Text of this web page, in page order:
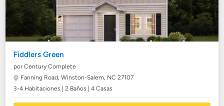
Fiddlers Green
por Century Complete
Fanning Road,Winston-Salem, NC 27107
3-4 Habitaciones | 2 Baños | 4 Casas